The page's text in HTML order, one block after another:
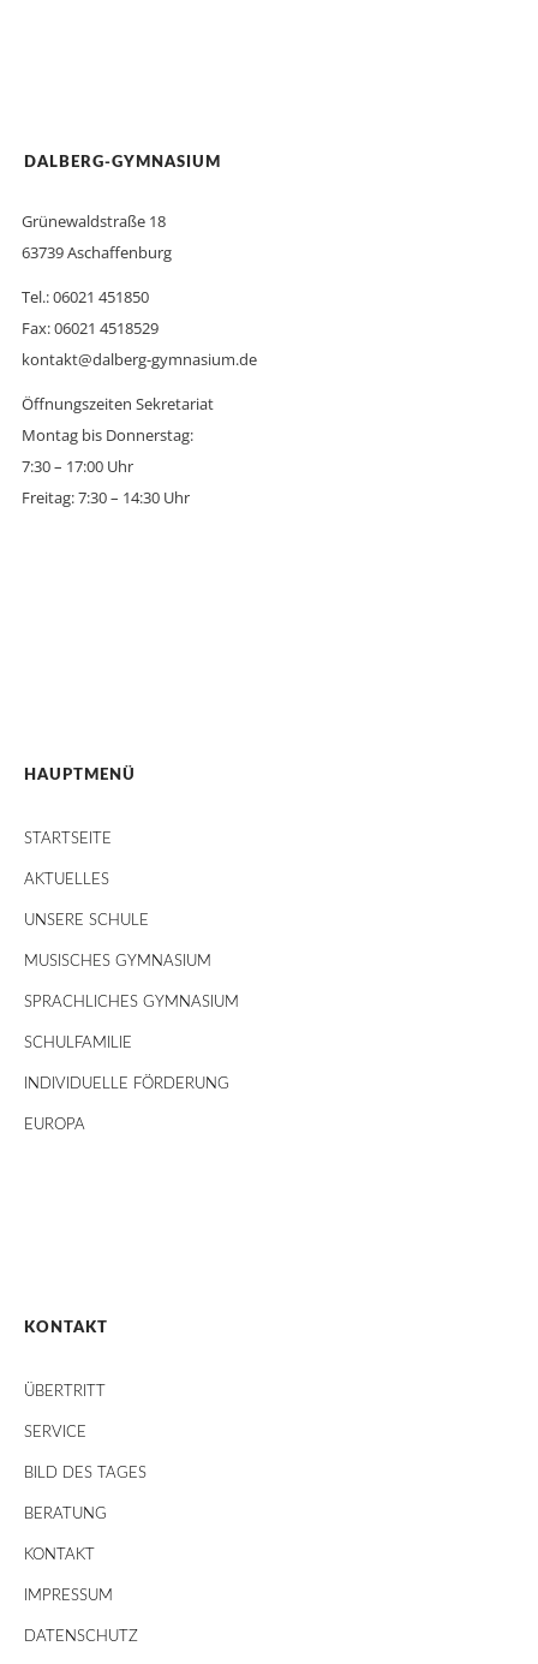
DALBERG-GYMNASIUM
Grünewaldstraße 18
63739 Aschaffenburg
Tel.: 06021 451850
Fax: 06021 4518529
kontakt@dalberg-gymnasium.de
Öffnungszeiten Sekretariat
Montag bis Donnerstag:
7:30 – 17:00 Uhr
Freitag: 7:30 – 14:30 Uhr
HAUPTMENÜ
STARTSEITE
AKTUELLES
UNSERE SCHULE
MUSISCHES GYMNASIUM
SPRACHLICHES GYMNASIUM
SCHULFAMILIE
INDIVIDUELLE FÖRDERUNG
EUROPA
KONTAKT
ÜBERTRITT
SERVICE
BILD DES TAGES
BERATUNG
KONTAKT
IMPRESSUM
DATENSCHUTZ